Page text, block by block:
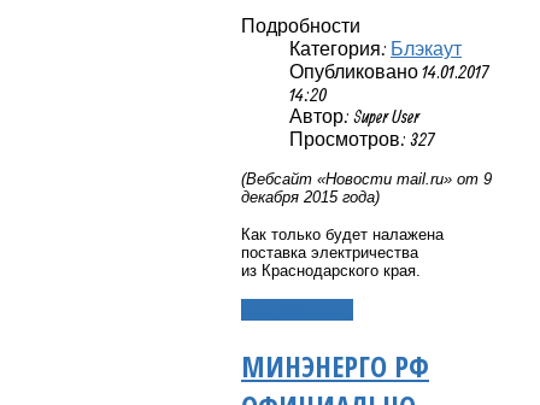
Подробности
Категория: Блэкаут
Опубликовано 14.01.2017
14:20
Автор: Super User
Просмотров: 327
(Вебсайт «Новости mail.ru» от 9
декабря 2015 года)
Как только будет налажена
поставка электричества
из Краснодарского края.
МИНЭНЕРГО РФ